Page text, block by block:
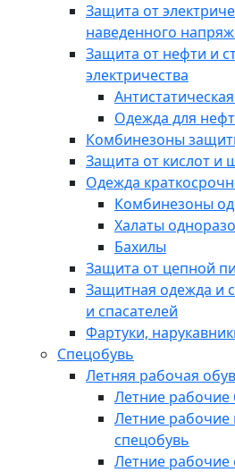
Защита от
наведенного
Защита от нефти и
электричества
Одежда для
Комбинезоны
Защита от кислот и
Одежда
Комбинезоны
Халаты
Бахилы
Защита от цепной
Защитная одежда и
и спасателей
Фартуки,
Спецобувь
Летняя рабочая
Летние рабочие
Летние рабочие
спецобувь
Летние рабочие